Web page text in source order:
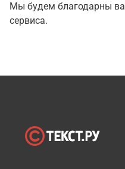
Мы будем благодарны
сервиса.